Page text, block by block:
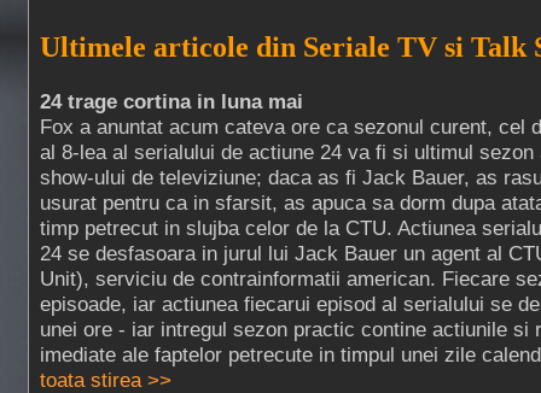
Ultimele articole din Seriale TV si Talk
24 trage cortina in luna mai
Fox a anuntat acum cateva ore ca sezonul curent, cel
al 8-lea al serialului de actiune 24 va fi si ultimul sezon
show-ului de televiziune; daca as fi Jack Bauer, as
usurat pentru ca in sfarsit, as apuca sa dorm dupa
timp petrecut in slujba celor de la CTU. Actiunea
24 se desfasoara in jurul lui Jack Bauer un agent al
Unit), serviciu de contrainformatii american. Fiecare
episoade, iar actiunea fiecarui episod al serialului se
unei ore - iar intregul sezon practic contine actiunile si
imediate ale faptelor petrecute in timpul unei zile
toata stirea >>